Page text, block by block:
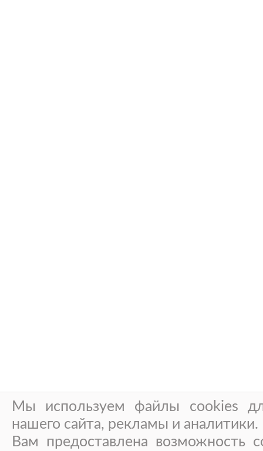
Мы используем файлы cookies
нашего сайта, рекламы и аналитики.
Вам предоставлена возможность